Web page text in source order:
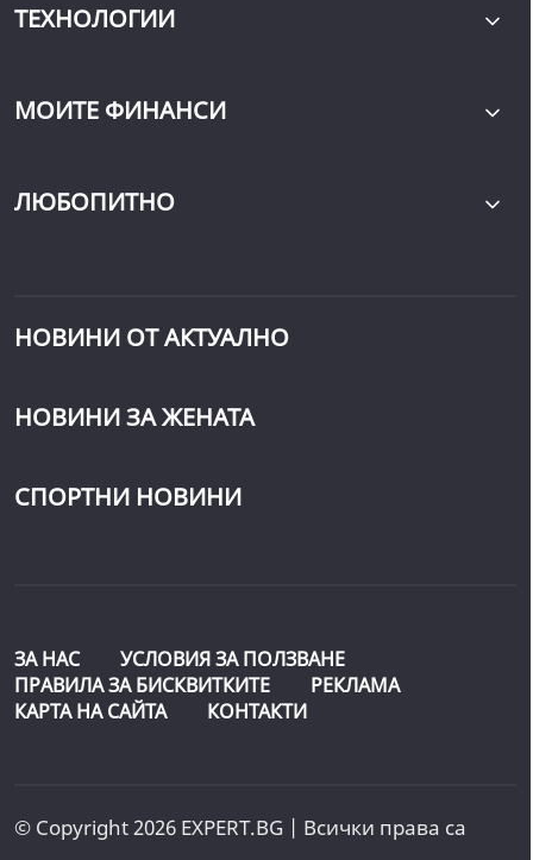
ТЕХНОЛОГИИ
МОИТЕ ФИНАНСИ
ЛЮБОПИТНО
НОВИНИ ОТ АКТУАЛНО
НОВИНИ ЗА ЖЕНАТА
СПОРТНИ НОВИНИ
ЗА НАС
УСЛОВИЯ ЗА ПОЛЗВАНЕ
ПРАВИЛА ЗА БИСКВИТКИТЕ
РЕКЛАМА
КАРТА НА САЙТА
КОНТАКТИ
© Copyright 2026 EXPERT.BG | Всички права са